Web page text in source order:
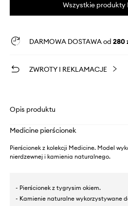
Wszystkie produkty
DARMOWA DOSTAWA od 280
ZWROTY I REKLAMACJE
Opis produktu
Medicine pierścionek
Pierścionek z kolekcji Medicine. Model
nierdzewnej i kamienia naturalnego.
- Pierścionek z tygrysim okiem.
- Kamienie naturalne wykorzystywane